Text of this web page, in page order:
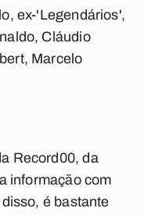
ex-'Legendários',
Cláudio
Marcelo
Record00, da
informação com
é bastante